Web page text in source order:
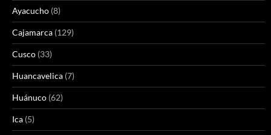
Ayacucho (8)
Cajamarca (129)
Cusco (33)
Huancavelica (7)
Huánuco (62)
Ica (5)